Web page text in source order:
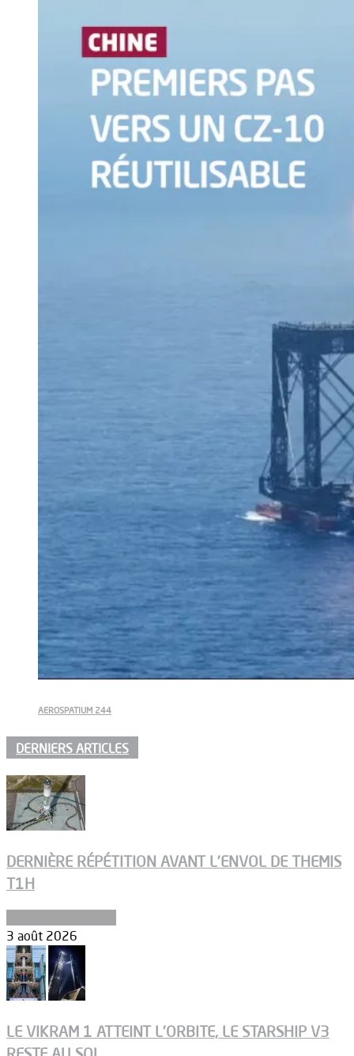
AEROSPATIUM 244
DERNIERS ARTICLES
DERNIÈRE RÉPÉTITION AVANT L’ENVOL DE THEMIS
T1H
3 août 2026
LE VIKRAM 1 ATTEINT L’ORBITE, LE STARSHIP V3